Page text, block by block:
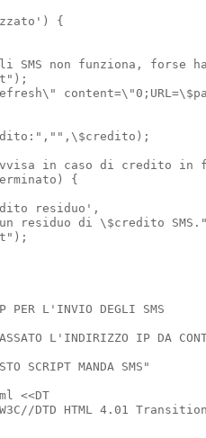
{
non funziona, forse
in caso di credito in
{
residuo',
residuo di \$credito
PER L'INVIO DEGLI SMS
L'INDIRIZZO IP DA
SCRIPT MANDA SMS"
<<DT
W3C//DTD HTML 4.01